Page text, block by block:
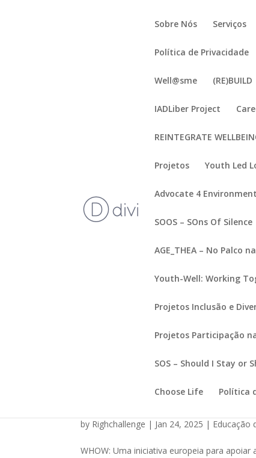
Sobre Nós Serviços
Política de Privacidade
Well@sme (RE)BUILD
IADLiber Project
REINTEGRATE
Projetos Youth Led
Advocate 4 Environment
SOOS – SOns Of Silence
AGE_THEA – No Palco
Youth-Well: Working
Projetos Inclusão e
Projetos Participação
SOS – Should I Stay or
Choose Life Política
by Righchallenge | Jan 24, 2025 | Educação
WHOW: Uma iniciativa europeia para